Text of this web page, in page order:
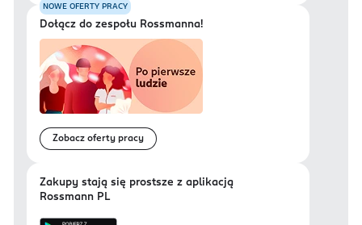
NOWE OFERTY PRACY
Dołącz do zespołu Rossmanna!
Zobacz oferty pracy
Zakupy stają się prostsze z aplikacją
Rossmann PL